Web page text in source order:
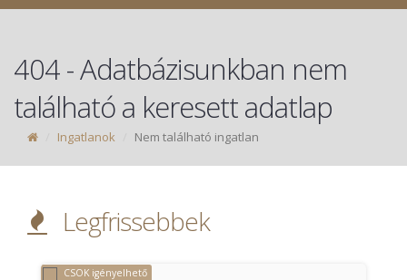
404 - Adatbázisunkban nem
található a keresett adatlap
Ingatlanok Nem található ingatlan
Legfrissebbek
CSOK igényelhető